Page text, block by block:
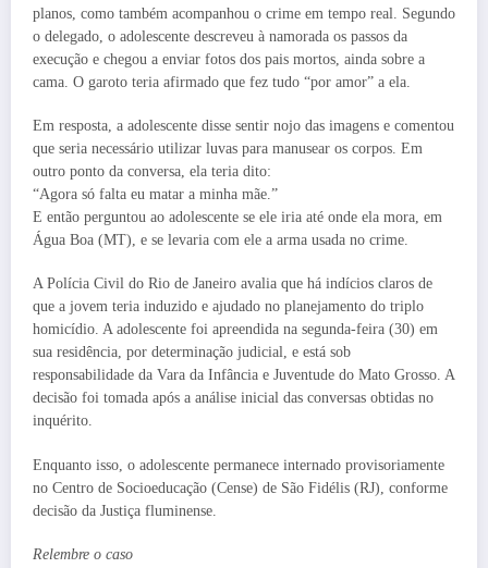
planos, como também acompanhou o crime em tempo real. Segundo
o delegado, o adolescente descreveu à namorada os passos da
execução e chegou a enviar fotos dos pais mortos, ainda sobre a
cama. O garoto teria afirmado que fez tudo “por amor” a ela.
Em resposta, a adolescente disse sentir nojo das imagens e comentou
que seria necessário utilizar luvas para manusear os corpos. Em
outro ponto da conversa, ela teria dito:
“Agora só falta eu matar a minha mãe.”
E então perguntou ao adolescente se ele iria até onde ela mora, em
Água Boa (MT), e se levaria com ele a arma usada no crime.
A Polícia Civil do Rio de Janeiro avalia que há indícios claros de
que a jovem teria induzido e ajudado no planejamento do triplo
homicídio. A adolescente foi apreendida na segunda-feira (30) em
sua residência, por determinação judicial, e está sob
responsabilidade da Vara da Infância e Juventude do Mato Grosso. A
decisão foi tomada após a análise inicial das conversas obtidas no
inquérito.
Enquanto isso, o adolescente permanece internado provisoriamente
no Centro de Socioeducação (Cense) de São Fidélis (RJ), conforme
decisão da Justiça fluminense.
Relembre o caso